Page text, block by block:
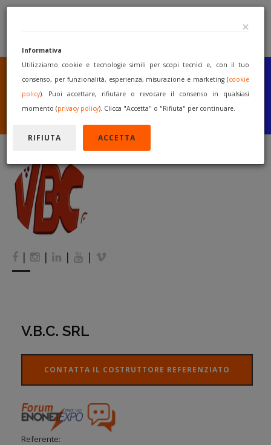
SEI UN COSTRUTTORE
O UN RIVENDITORE?
PUBBLICA GRATUITAMENTE
I TUOI MACCHINARI
INIZIA A VENDERE
| | | |
V.B.C. SRL
CONTATTA IL COSTRUTTORE REFERENZIATO
Referente:
×
Informativa
Utilizziamo cookie e tecnologie simili per scopi tecnici e, con il tuo
consenso, per funzionalità, esperienza, misurazione e marketing (cookie
policy). Puoi accettare, rifiutare o revocare il consenso in qualsiasi
momento (privacy policy). Clicca "Accetta" o "Rifiuta" per continuare.
RIFIUTA ACCETTA